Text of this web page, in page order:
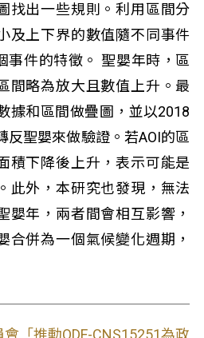
找出一些規則。利用區間分
及上下界的數值隨不同事件
事件的特徵。 聖嬰年時，區
間略為放大且數值上升。最
據和區間做疊圖，並以2018
反聖嬰來做驗證。若AOI的區
積下降後上升，表示可能是
此外，本研究也發現，無法
嬰年，兩者間會相互影響，
合併為一個氣候變化週期，
會「推動ODF-CNS15251為政